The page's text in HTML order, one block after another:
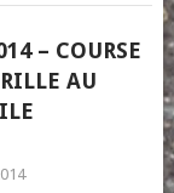
– COURSE
AU